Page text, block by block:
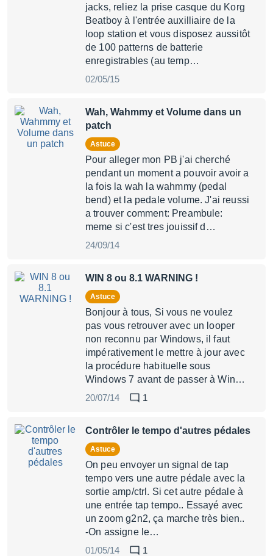
jacks, reliez la prise casque du Korg
Beatboy à l'entrée auxilliaire de la
loop station et vous disposez aussitôt
de 100 patterns de batterie
enregistrables (au temp…
02/05/15
Wah, Wahmmy et Volume dans un
patch
Astuce
Pour alleger mon PB j'ai cherché
pendant un moment a pouvoir avoir a
la fois la wah la wahmmy (pedal
bend) et la pedale volume. J'ai reussi
a trouver comment: Preambule:
meme si c'est tres jouissif d…
24/09/14
WIN 8 ou 8.1 WARNING !
Astuce
Bonjour à tous, Si vous ne voulez
pas vous retrouver avec un looper
non reconnu par Windows, il faut
impérativement le mettre à jour avec
la procédure habituelle sous
Windows 7 avant de passer à Win…
20/07/14
1
Contrôler le tempo d'autres pédales
Astuce
On peu envoyer un signal de tap
tempo vers une autre pédale avec la
sortie amp/ctrl. Si cet autre pédale à
une entrée tap tempo.. Essayé avec
un zoom g2n2, ça marche très bien..
-On assigne le…
01/05/14
1